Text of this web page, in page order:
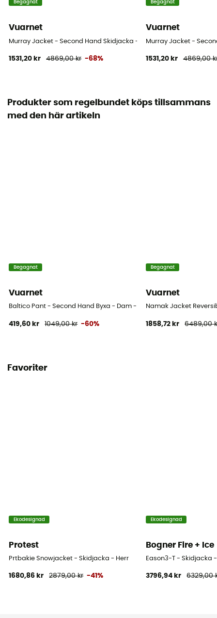
Begagnat
Vuarnet
Murray Jacket - Second Hand Skidjacka - Dam - Vit - S
1531,20 kr 4869,00 kr -68%
Begagnat
Vuarnet
Murray Jacket -
1531,20 kr 4869,00
Produkter som regelbundet köps tillsammans
med den här artikeln
Begagnat
Vuarnet
Baltico Pant - Second Hand Byxa - Dam - Blå - S
419,60 kr 1049,00 kr -60%
Begagnat
Vuarnet
Namak Jacket
1858,72 kr 6489,00
Favoriter
Ekodesignad
Protest
Prtbakie Snowjacket - Skidjacka - Herr
1680,86 kr 2879,00 kr -41%
Ekodesignad
Bogner Fire + Ice
Eason3-T - Skidjacka
3796,94 kr 6329,00